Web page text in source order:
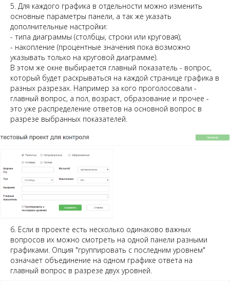
5. Для каждого графика в отдельности можно изменить
основные параметры панели, а так же указать
дополнительные настройки:
- типа диаграммы (столбцы, строки или круговая);
- накопление (процентные значения пока возможно
указывать только на круговой диаграмме).
В этом же окне выбирается главный показатель - вопрос,
который будет раскрываться на каждой странице графика в
разных разрезах. Например за кого проголосовали -
главный вопрос, а пол, возраст, образование и прочее -
это уже распределение ответов на основной вопрос в
разрезе выбранных показателей.
6. Если в проекте есть несколько одинаково важных
вопросов их можно смотреть на одной панели разными
графиками. Опция "группировать с последним уровнем"
означает объединение на одном графике ответа на
главный вопрос в разрезе двух уровней.